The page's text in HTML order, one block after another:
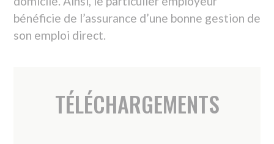
DÉPLIANT HANDICAP
Les services